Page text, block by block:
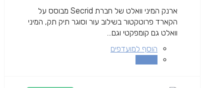
ארנק המיני וואלט של חברת Secrid מבוסס על
הקארד פרוטקטור בשילוב עור וסוגר תיק תק, המיני
וואלט גם קומפקטי וגם...
הוסף למועדפים